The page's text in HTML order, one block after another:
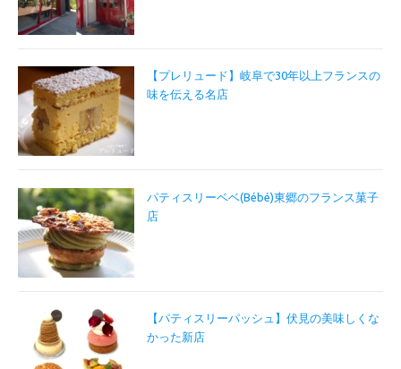
【プレリュード】岐阜で30年以上フランスの
味を伝える名店
パティスリーベベ(Bébé)東郷のフランス菓子
店
【パティスリーパッシュ】伏見の美味しくな
かった新店